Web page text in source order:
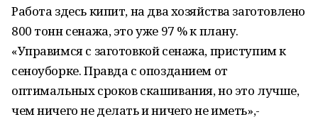
Работа здесь кипит, на два хозяйства заготовлено
800 тонн сенажа, это уже 97 % к плану.
«Управимся с заготовкой сенажа, приступим к
сеноуборке. Правда с опозданием от
оптимальных сроков скашивания, но это лучше,
чем ничего не делать и ничего не иметь»,-